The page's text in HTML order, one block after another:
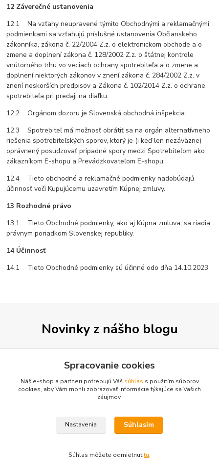
12 Záverečné ustanovenia
12.1 Na vzťahy neupravené týmito Obchodnými a reklamačnými
podmienkami sa vzťahujú príslušné ustanovenia Občianskeho
zákonníka, zákona č. 22/2004 Z.z. o elektronickom obchode a o
zmene a doplnení zákona č. 128/2002 Z.z. o štátnej kontrole
vnútorného trhu vo veciach ochrany spotrebiteľa a o zmene a
doplnení niektorých zákonov v znení zákona č. 284/2002 Z.z. v
znení neskorších predpisov a Zákona č. 102/2014 Z.z. o ochrane
spotrebiteľa pri predaji na diaľku.
12.2 Orgánom dozoru je Slovenská obchodná inšpekcia.
12.3 Spotrebiteľ má možnosť obrátiť sa na orgán alternatívneho
riešenia spotrebiteľských sporov, ktorý je (i keď len nezáväzne)
oprávnený posudzovať prípadné spory medzi Spotrebiteľom ako
zákazníkom E-shopu a Prevádzkovateľom E-shopu.
12.4 Tieto obchodné a reklamačné podmienky nadobúdajú
účinnosť voči Kupujúcemu uzavretím Kúpnej zmluvy.
13 Rozhodné právo
13.1 Tieto Obchodné podmienky, ako aj Kúpna zmluva, sa riadia
právnym poriadkom Slovenskej republiky.
14 Účinnosť
14.1 Tieto Obchodné podmienky sú účinné odo dňa 14.10.2023
Novinky z nášho blogu
iRobot Roomba 5xx
Spracovanie cookies
Náš e-shop a partneri potrebujú Váš súhlas s použitím súborov
cookies, aby Vám mohli zobrazovať informácie týkajúce sa Vašich
záujmov.
Nastavenia Súhlasím
Súhlas môžete odmietnuťtu.